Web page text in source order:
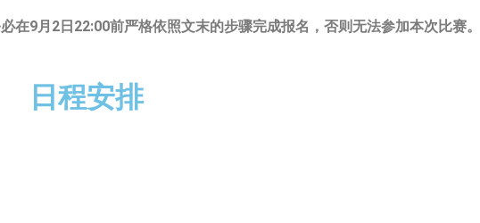
9月2日22:00前严格依照文末的步骤完成报名，否则无法参加本次比赛。
日程安排